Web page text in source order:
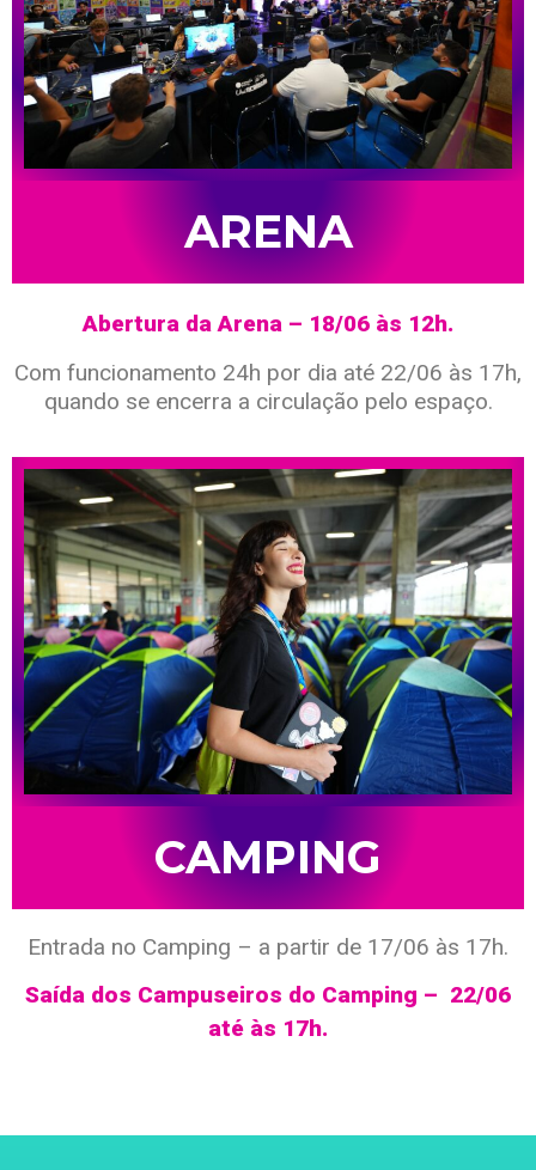
ARENA
Abertura da Arena – 18/06 às 12h.
Com funcionamento 24h por dia até 22/06 às 17h,
quando se encerra a circulação pelo espaço.
CAMPING
Entrada no Camping – a partir de 17/06 às 17h.
Saída dos Campuseiros do Camping – 22/06
até às 17h.